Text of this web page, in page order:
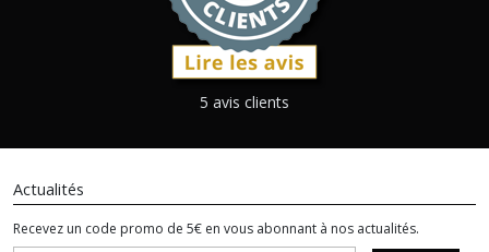
5 avis clients
Actualités
Recevez un code promo de 5€ en vous abonnant à nos actualités.